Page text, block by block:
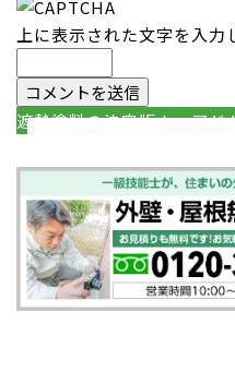
上に表示された文字を入力
投
稿
ナ
ビ
ゲ
遮熱塗料の決定版！ アド